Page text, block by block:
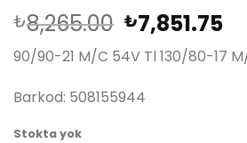
₺8,265.00 Orijinal
fiyat:
₺8,265.00.
₺7,851.75Şu
90/90-21 M/C 54V Tl 130/80-17
Barkod: 508155944
Stokta yok